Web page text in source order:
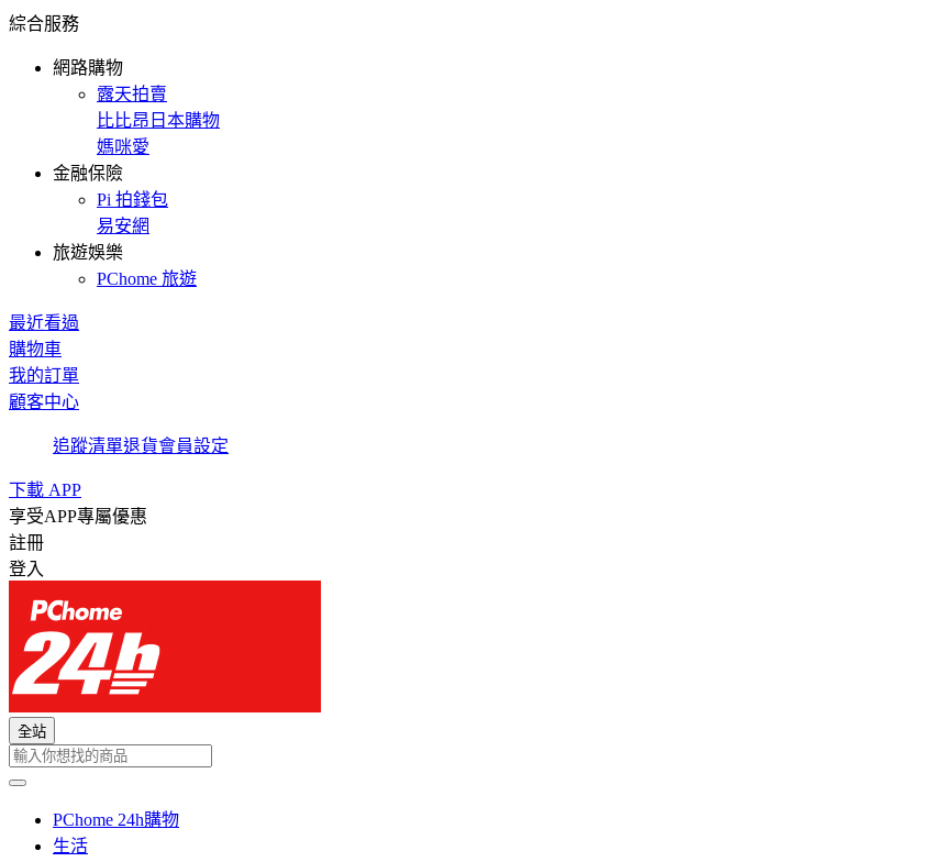
綜合服務
網路購物
露天拍賣
比比昂日本購物
媽咪愛
金融保險
Pi 拍錢包
易安網
旅遊娛樂
PChome 旅遊
最近看過
購物車
我的訂單
顧客中心
追蹤清單退貨會員設定
下載 APP
享受APP專屬優惠
註冊
登入
全站
PChome 24h購物
生活